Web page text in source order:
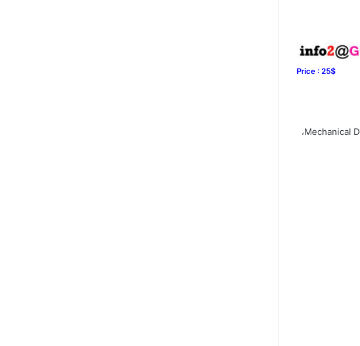
Price : 25$
برای اطمینان از کیفیت کتاب Mechanical Design Optimization Using Advanced Optimization Techniques،